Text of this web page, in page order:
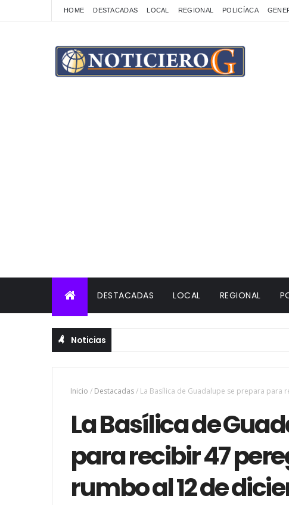
HOME DESTACADAS LOCAL REGIONAL POLICÍACA
DESTACADAS LOCAL REGIONAL
Noticias
Inicio / Destacadas/ La Basílica de Guadalupe se prepara para
La Basílica de
para recibir 47
rumbo al 12 de